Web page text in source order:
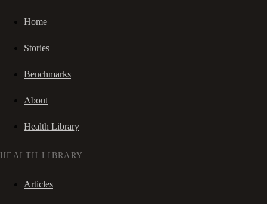
Home
Stories
Benchmarks
About
Health Library
HEALTH LIBRARY
Articles